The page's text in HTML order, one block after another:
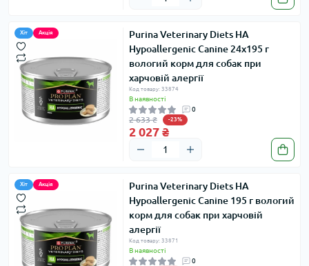
Хіт Акція
Purina Veterinary Diets HA
Hypoallergenic Canine 24x195 г
вологий корм для собак при
харчовій алергії
Код товару: 33874
В наявності
0
2 633 ₴ -23%
2 027 ₴
Хіт Акція
Purina Veterinary Diets HA
Hypoallergenic Canine 195 г вологий
корм для собак при харчовій
алергії
Код товару: 33871
В наявності
0